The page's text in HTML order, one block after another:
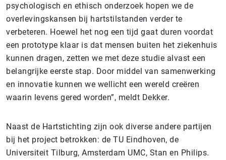
psychologisch en ethisch onderzoek hopen we de
overlevingskansen bij hartstilstanden verder te
verbeteren. Hoewel het nog een tijd gaat duren voordat
een prototype klaar is dat mensen buiten het ziekenhuis
kunnen dragen, zetten we met deze studie alvast een
belangrijke eerste stap. Door middel van samenwerking
en innovatie kunnen we wellicht een wereld creëren
waarin levens gered worden”, meldt Dekker.
Naast de Hartstichting zijn ook diverse andere partijen
bij het project betrokken: de TU Eindhoven, de
Universiteit Tilburg, Amsterdam UMC, Stan en Philips.